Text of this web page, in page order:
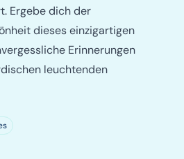
Ergebe dich der
dieses einzigartigen
Erinnerungen
leuchtenden